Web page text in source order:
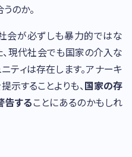
のか。
会が必ずしも暴力的ではな
、現代社会でも国家の介入な
ティは存在します。アナーキ
示することよりも、国家の存
告することにあるのかもしれ